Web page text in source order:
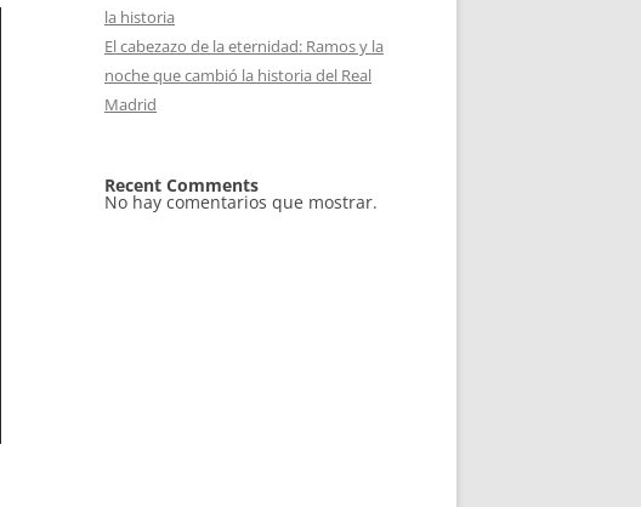
la historia
El cabezazo de la eternidad: Ramos y la
noche que cambió la historia del Real
Madrid
Recent Comments
No hay comentarios que mostrar.